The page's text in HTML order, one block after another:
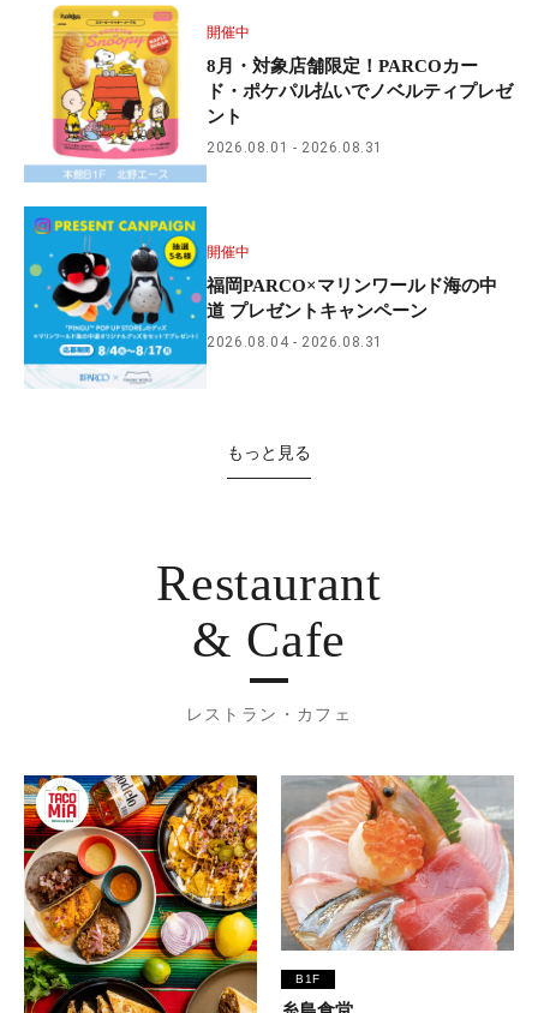
開催中
8月・対象店舗限定！PARCOカー
ド・ポケパル払いでノベルティプレゼ
ント
2026.08.01 2026.08.31
開催中
福岡PARCO×マリンワールド海の中
道 プレゼントキャンペーン
2026.08.04 2026.08.31
もっと見る
Restaurant
& Cafe
レストラン・カフェ
B1F